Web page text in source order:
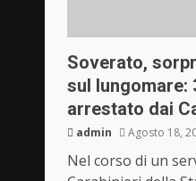
Soverato,
sul lungomare:
arrestato dai
admin Agosto 18,
Nel corso di un